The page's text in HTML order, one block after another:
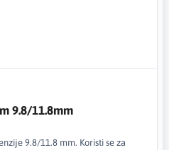
9.8/11.8mm
9.8/11.8 mm. Koristi se za